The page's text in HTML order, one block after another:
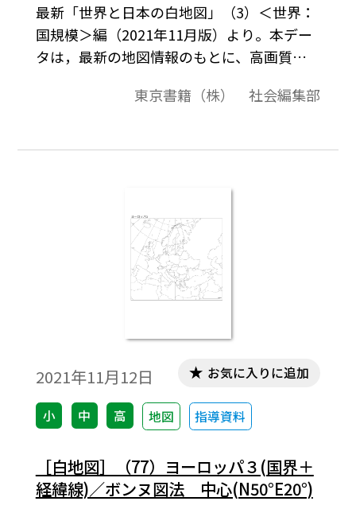
最新「世界と日本の白地図」（3）＜世界：
国規模＞編（2021年11月版）より。本デー
タは，最新の地図情報のもとに、高画質・
やワークシート作成などで，自由に加工・
東京書籍（株） 社会編集部
2021年11月12日
小 中 高 地図 指導資料
お気に入りに追加
［白地図］（77）ヨーロッパ３(国界＋
経緯線)／ボンヌ図法 中心(N50°E20°)